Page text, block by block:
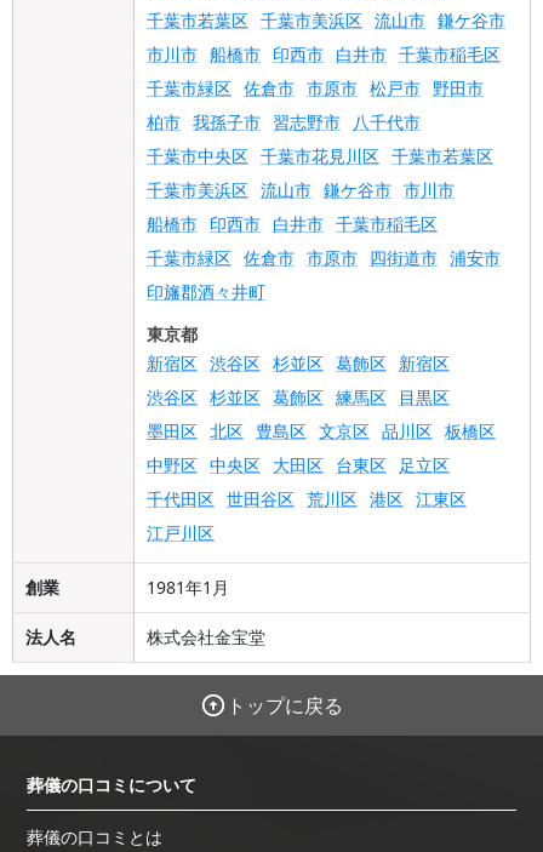
千葉市若葉区 千葉市美浜区 流山市 鎌ケ谷市
市川市 船橋市 印西市 白井市 千葉市稲毛区
千葉市緑区 佐倉市 市原市 松戸市 野田市
柏市 我孫子市 習志野市 八千代市
千葉市中央区 千葉市花見川区 千葉市若葉区
千葉市美浜区 流山市 鎌ケ谷市 市川市
船橋市 印西市 白井市 千葉市稲毛区
千葉市緑区 佐倉市 市原市 四街道市 浦安市
印旛郡酒々井町
東京都
新宿区 渋谷区 杉並区 葛飾区 新宿区
渋谷区 杉並区 葛飾区 練馬区
目黒区
墨田区 北区 豊島区 文京区 品川区 板橋区
中野区 中央区 大田区 台東区 足立区
千代田区 世田谷区 荒川区 港区 江東区
江戸川区
創業 1981年1月
法人名 株式会社金宝堂
トップに戻る
葬儀の口コミについて
葬儀の口コミとは